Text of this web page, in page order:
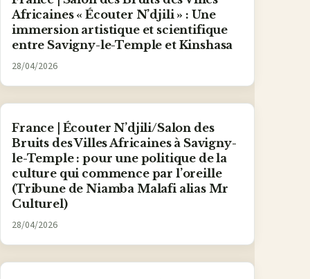
Africaines « Écouter N’djili » : Une
immersion artistique et scientifique
entre Savigny-le-Temple et Kinshasa
28/04/2026
France | Écouter N’djili/Salon des
Bruits des Villes Africaines à Savigny-
le-Temple : pour une politique de la
culture qui commence par l’oreille
(Tribune de Niamba Malafi alias Mr
Culturel)
28/04/2026